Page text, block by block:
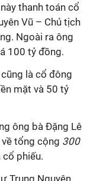
thanh toán cổ
Vũ – Chủ tịch
Ngoài ra ông
100 tỷ đồng.
là cổ đông
mặt và 50 tỷ
ông bà Đặng Lê
về tổng cộng 300
phiếu.
Trung Nguyên